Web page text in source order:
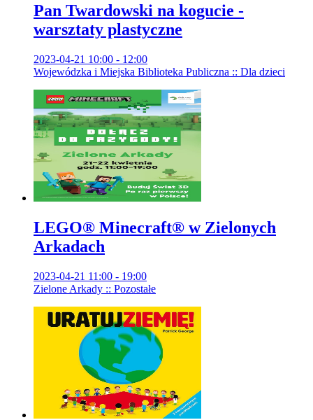
Pan Twardowski na kogucie -
warsztaty plastyczne
2023-04-21 10:00 - 12:00
Wojewódzka i Miejska Biblioteka Publiczna :: Dla dzieci
LEGO® Minecraft® w Zielonych
Arkadach
2023-04-21 11:00 - 19:00
Zielone Arkady :: Pozostałe